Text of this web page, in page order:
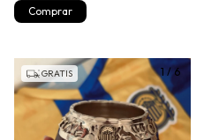
Comprar
1 / 6
GRATIS